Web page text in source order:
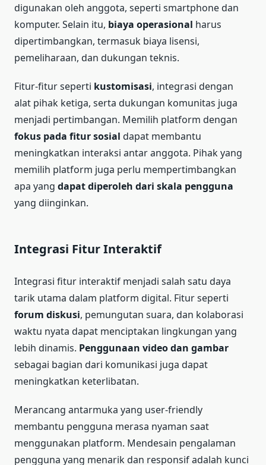
digunakan oleh anggota, seperti smartphone dan
komputer. Selain itu, biaya operasional harus
dipertimbangkan, termasuk biaya lisensi,
pemeliharaan, dan dukungan teknis.
Fitur-fitur seperti kustomisasi, integrasi dengan
alat pihak ketiga, serta dukungan komunitas juga
menjadi pertimbangan. Memilih platform dengan
fokus pada fitur sosial dapat membantu
meningkatkan interaksi antar anggota. Pihak yang
memilih platform juga perlu mempertimbangkan
apa yang dapat diperoleh dari skala pengguna
yang diinginkan.
Integrasi Fitur Interaktif
Integrasi fitur interaktif menjadi salah satu daya
tarik utama dalam platform digital. Fitur seperti
forum diskusi, pemungutan suara, dan kolaborasi
waktu nyata dapat menciptakan lingkungan yang
lebih dinamis. Penggunaan video dan gambar
sebagai bagian dari komunikasi juga dapat
meningkatkan keterlibatan.
Merancang antarmuka yang user-friendly
membantu pengguna merasa nyaman saat
menggunakan platform. Mendesain pengalaman
pengguna yang menarik dan responsif adalah kunci